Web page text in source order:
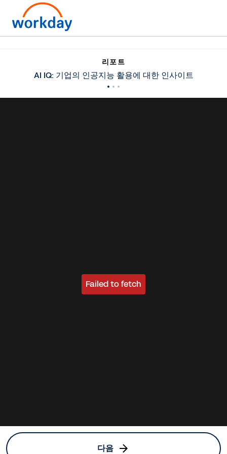
리포트
AI IQ: 기업의 인공지능 활용에 대한 인사이트
다음
Failed to fetch